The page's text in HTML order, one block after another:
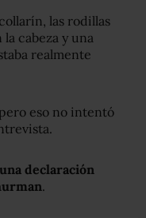
las rodillas
cabeza y una
realmente
eso no intentó
declaración
.